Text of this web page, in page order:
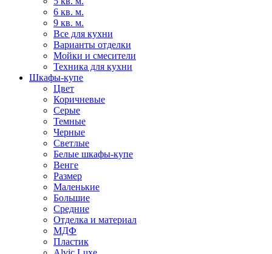
6 кв. м.
9 кв. м.
Все для кухни
Варианты отделки
Мойки и смесители
Техника для кухни
Шкафы-купе
Цвет
Коричневые
Серые
Темные
Черные
Светлые
Белые шкафы-купе
Венге
Размер
Маленькие
Большие
Средние
Отделка и материал
МДФ
Пластик